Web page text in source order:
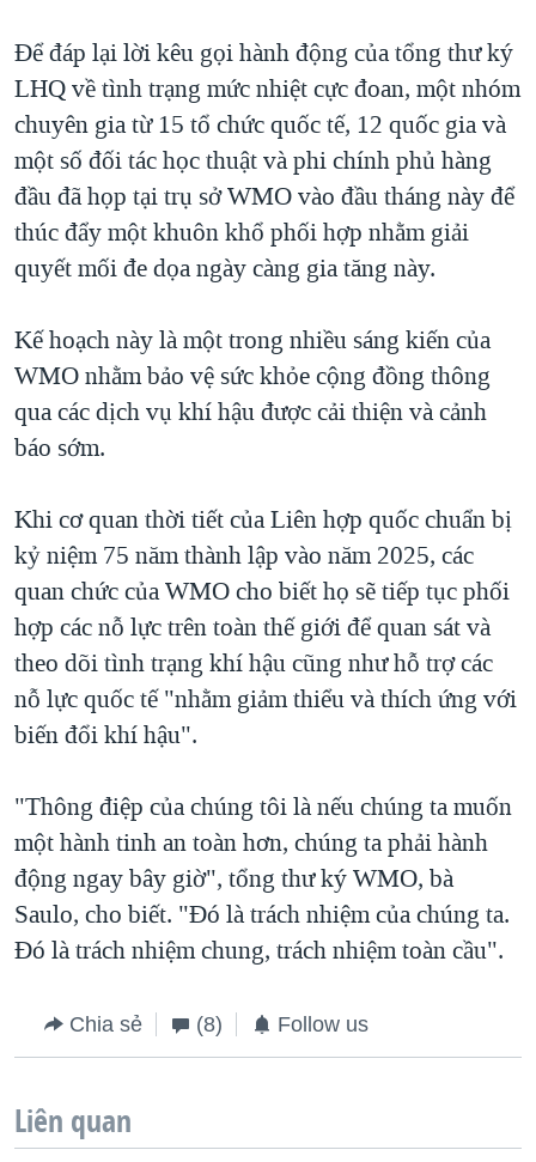
Để đáp lại lời kêu gọi hành động của tổng thư ký
LHQ về tình trạng mức nhiệt cực đoan, một nhóm
chuyên gia từ 15 tổ chức quốc tế, 12 quốc gia và
một số đối tác học thuật và phi chính phủ hàng
đầu đã họp tại trụ sở WMO vào đầu tháng này để
thúc đẩy một khuôn khổ phối hợp nhằm giải
quyết mối đe dọa ngày càng gia tăng này.
Kế hoạch này là một trong nhiều sáng kiến của
WMO nhằm bảo vệ sức khỏe cộng đồng thông
qua các dịch vụ khí hậu được cải thiện và cảnh
báo sớm.
Khi cơ quan thời tiết của Liên hợp quốc chuẩn bị
kỷ niệm 75 năm thành lập vào năm 2025, các
quan chức của WMO cho biết họ sẽ tiếp tục phối
hợp các nỗ lực trên toàn thế giới để quan sát và
theo dõi tình trạng khí hậu cũng như hỗ trợ các
nỗ lực quốc tế "nhằm giảm thiểu và thích ứng với
biến đổi khí hậu".
"Thông điệp của chúng tôi là nếu chúng ta muốn
một hành tinh an toàn hơn, chúng ta phải hành
động ngay bây giờ", tổng thư ký WMO, bà
Saulo, cho biết. "Đó là trách nhiệm của chúng ta.
Đó là trách nhiệm chung, trách nhiệm toàn cầu".
Chia sẻ (8) Follow us
Liên quan